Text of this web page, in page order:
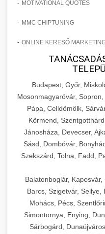
- MOTIVATIONAL QUOTES
- MMC CHIPTUNING
- ONLINE KERESŐ
Budapest, Győr,
Mosonmagyaróvár,
Pápa, Celldömölk,
Körmend,
Jánosháza, Devecser,
Sásd, Dombóvár,
Szekszárd, Tolna, Fadd,
Balatonboglár,
Barcs, Szigetvár, Sellye,
Mohács, Pécs,
Simontornya, Enying,
Sárbogárd,